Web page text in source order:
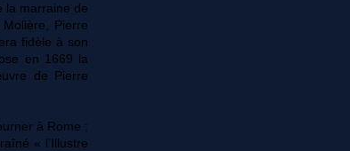
la marraine de
Pierre
fidèle à son
en 1669 la
de Pierre
à Rome ;
« l’Illustre